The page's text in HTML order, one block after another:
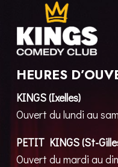
HEURES
KINGS (Ixelles)
Ouvert du lundi au
PETIT KINGS (St-
Ouvert du mardi au